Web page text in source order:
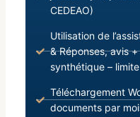
CEDEAO)
Utilisation de
& Réponses, avis
synthétique –
Téléchargement
documents par